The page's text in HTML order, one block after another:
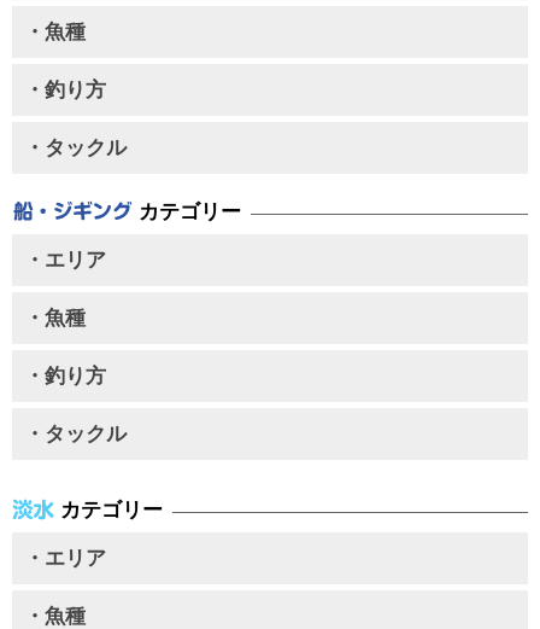
・魚種
・釣り方
・タックル
カテゴリー
・エリア
・魚種
・釣り方
・タックル
カテゴリー
・エリア
・魚種